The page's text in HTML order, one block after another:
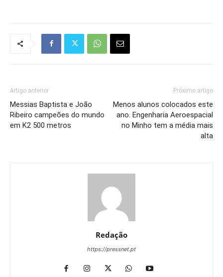
Artigo anterior
Messias Baptista e João
Ribeiro campeões do mundo
em K2 500 metros
Próximo artigo
Menos alunos colocados este
ano. Engenharia Aeroespacial
no Minho tem a média mais
alta
Redação
https://pressnet.pt